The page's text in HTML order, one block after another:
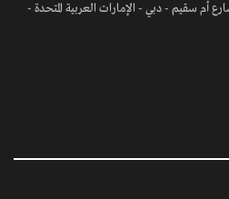
أم سقيم - دبي - الإمارات العربية المتحدة -